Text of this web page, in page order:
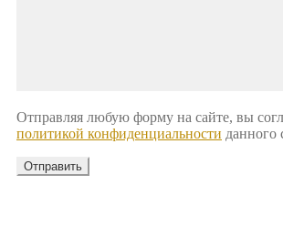
Отправляя любую форму на сайте, вы
политикой конфиденциальности данного